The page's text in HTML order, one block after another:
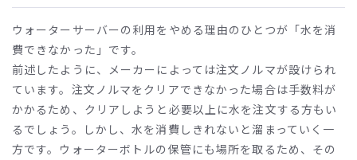
ウォーターサーバーの利用をやめる理由のひとつが「水を消
費できなかった」です。
前述したように、メーカーによっては注文ノルマが設けられ
ています。注文ノルマをクリアできなかった場合は手数料が
かかるため、クリアしようと必要以上に水を注文する方もい
るでしょう。しかし、水を消費しきれないと溜まっていく一
方です。ウォーターボトルの保管にも場所を取るため、その